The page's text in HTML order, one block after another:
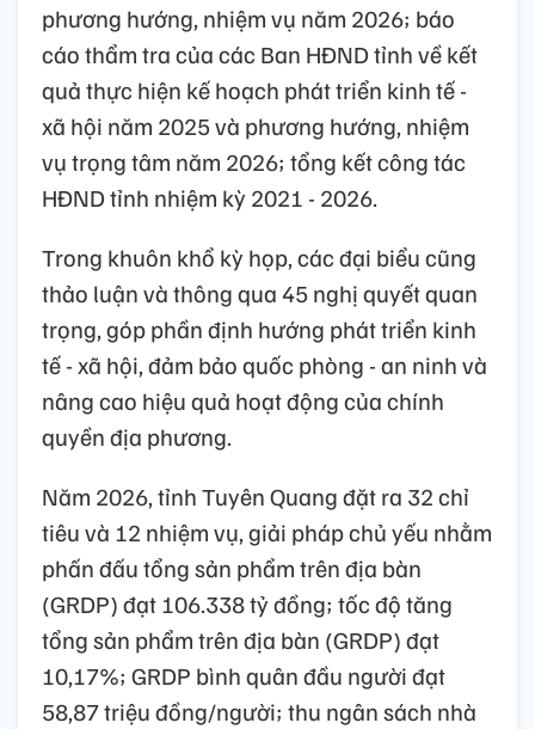
phương hướng, nhiệm vụ năm 2026; báo
cáo thẩm tra của các Ban HĐND tỉnh về kết
quả thực hiện kế hoạch phát triển kinh tế -
xã hội năm 2025 và phương hướng, nhiệm
vụ trọng tâm năm 2026; tổng kết công tác
HĐND tỉnh nhiệm kỳ 2021 - 2026.
Trong khuôn khổ kỳ họp, các đại biểu cũng
thảo luận và thông qua 45 nghị quyết quan
trọng, góp phần định hướng phát triển kinh
tế - xã hội, đảm bảo quốc phòng - an ninh và
nâng cao hiệu quả hoạt động của chính
quyền địa phương.
Năm 2026, tỉnh Tuyên Quang đặt ra 32 chỉ
tiêu và 12 nhiệm vụ, giải pháp chủ yếu nhằm
phấn đấu tổng sản phẩm trên địa bàn
(GRDP) đạt 106.338 tỷ đồng; tốc độ tăng
tổng sản phẩm trên địa bàn (GRDP) đạt
10,17%; GRDP bình quân đầu người đạt
58,87 triệu đồng/người; thu ngân sách nhà